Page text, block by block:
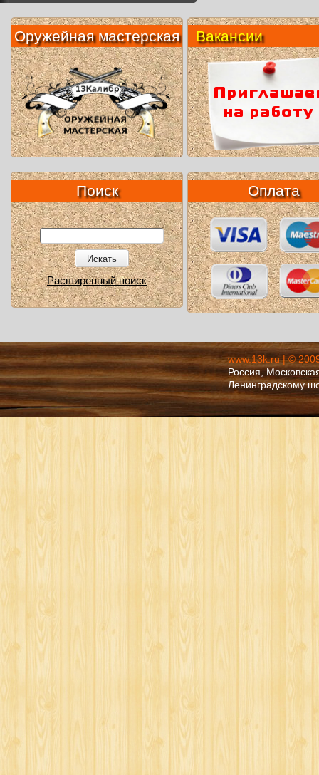
Оружейная мастерскаяВакансии
Поиск
Искать
Расширенный поиск
Оплата
www.13k.ru | ©
Россия,
Ленинградскому